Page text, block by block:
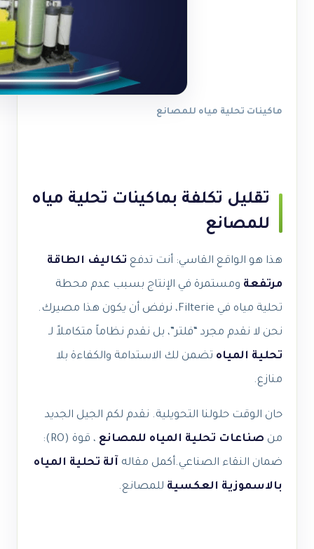
ماكينات تحلية مياه للمصانع
تقليل تكلفة بماكينات تحلية مياه
للمصانع
هذا هو الواقع القاسي: أنت تدفع تكاليف الطاقة
مرتفعة ومستمرة في الإنتاج بسبب عدم محطة
تحلية مياه
في Filterie، نرفض أن يكون هذا مصيرك.
نحن لا نقدم مجرد “فلتر”، بل نقدم نظاماً متكاملاً لـ
تحلية المياه تضمن لك الاستدامة والكفاءة بلا
منازع.
حان الوقت حلولنا التحويلية. نقدم لكم الجيل الجديد
من صناعات تحلية المياه للمصانع
، قوة (RO):
ضمان النقاء الصناعي.أكمل مقاله آلة تحلية المياه
بالاسموزية العكسية للمصانع.